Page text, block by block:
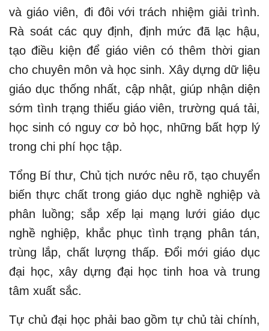
và giáo viên, đi đôi với trách nhiệm giải trình.
Rà soát các quy định, định mức đã lạc hậu,
tạo điều kiện để giáo viên có thêm thời gian
cho chuyên môn và học sinh. Xây dựng dữ liệu
giáo dục thống nhất, cập nhật, giúp nhận diện
sớm tình trạng thiếu giáo viên, trường quá tải,
học sinh có nguy cơ bỏ học, những bất hợp lý
trong chi phí học tập.
Tổng Bí thư, Chủ tịch nước nêu rõ, tạo chuyển
biến thực chất trong giáo dục nghề nghiệp và
phân luồng; sắp xếp lại mạng lưới giáo dục
nghề nghiệp, khắc phục tình trạng phân tán,
trùng lắp, chất lượng thấp. Đổi mới giáo dục
đại học, xây dựng đại học tinh hoa và trung
tâm xuất sắc.
Tự chủ đại học phải bao gồm tự chủ tài chính,